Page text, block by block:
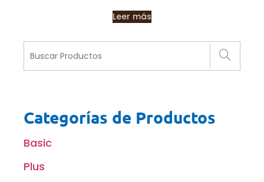
Leer más
Categorías de Productos
Basic
Plus